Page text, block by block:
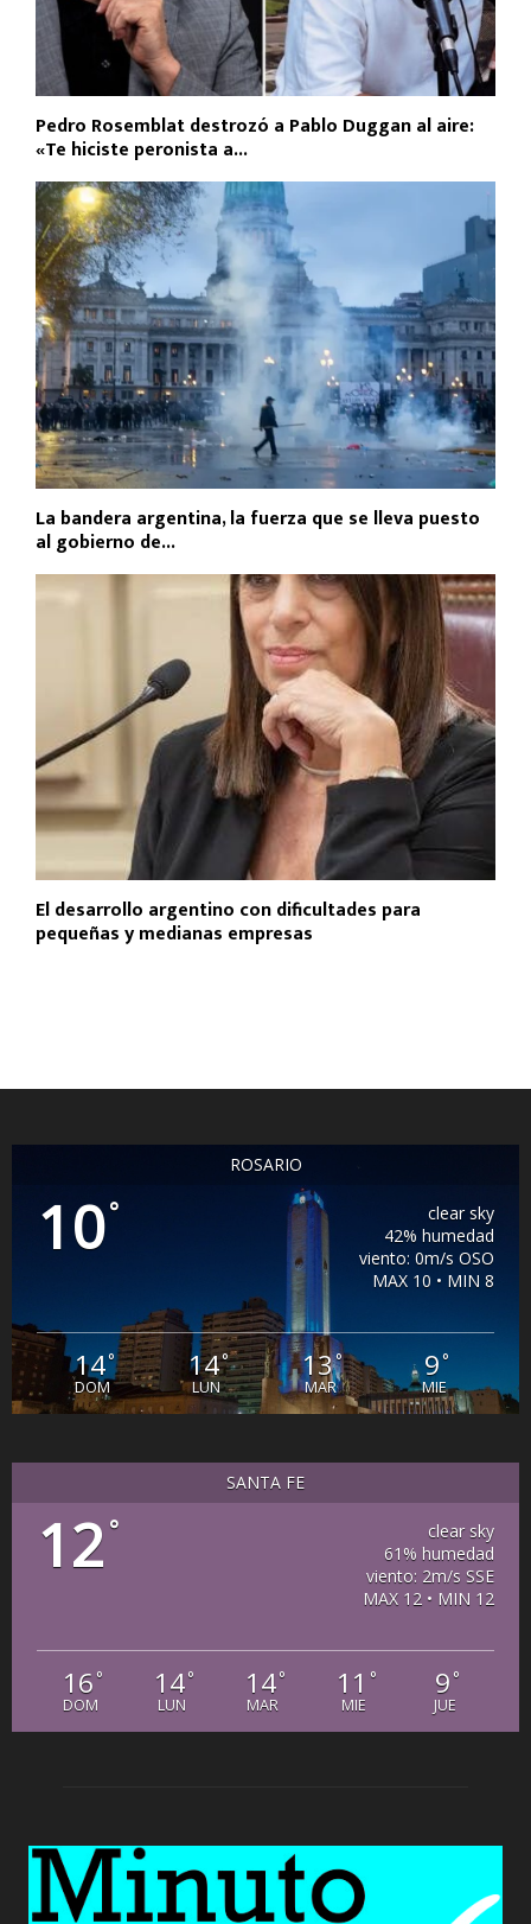
Pedro Rosemblat destrozó a Pablo Duggan al aire:
«Te hiciste peronista a...
La bandera argentina, la fuerza que se lleva puesto
al gobierno de...
El desarrollo argentino con dificultades para
pequeñas y medianas empresas
ROSARIO
10°
clear sky
42% humedad
viento: 0m/s OSO
MAX 10 • MIN 8
14°
DOM
14°
LUN
13°
MAR
9°
MIE
SANTA FE
12 °
clear sky
61% humedad
viento: 2m/s SSE
MAX 12 • MIN 12
16 °
DOM
14°
LUN
14°
MAR
11 °
MIE
9 °
JUE